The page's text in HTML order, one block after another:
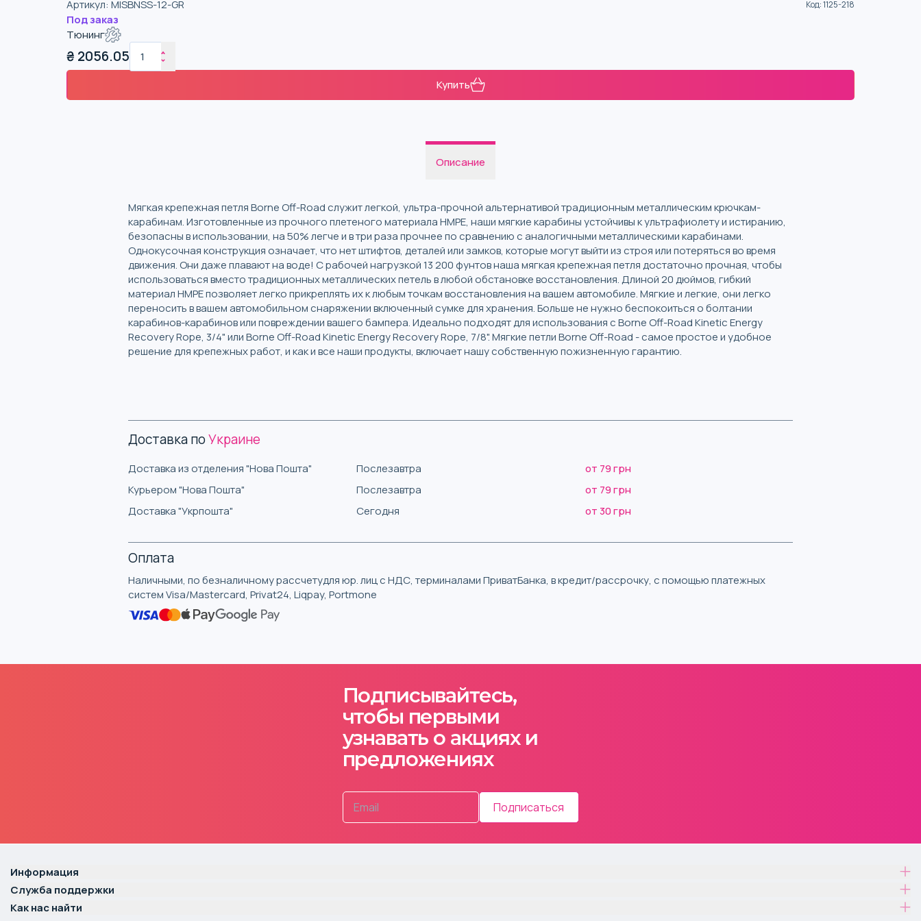
Артикул: MISBNSS-12-GR Код:1125-218
Под заказ
Тюнинг
₴ 2056.05
Купить
Описание
Мягкая крепежная петля Borne Off-Road служит легкой, ультра-прочной альтернативой традиционным металлическим крючкам-
карабинам. Изготовленные из прочного плетеного материала HMPE, наши мягкие карабины устойчивы к ультрафиолету и истиранию,
безопасны в использовании, на 50% легче и в три раза прочнее по сравнению с аналогичными металлическими карабинами.
Однокусочная конструкция означает, что нет штифтов, деталей или замков, которые могут выйти из строя или потеряться во время
движения. Они даже плавают на воде! С рабочей нагрузкой 13 200 фунтов наша мягкая крепежная петля достаточно прочная, чтобы
использоваться вместо традиционных металлических петель в любой обстановке восстановления. Длиной 20 дюймов, гибкий
материал HMPE позволяет легко прикреплять их к любым точкам восстановления на вашем автомобиле. Мягкие и легкие, они легко
переносить в вашем автомобильном снаряжении включенный сумке для хранения. Больше не нужно беспокоиться о болтании
карабинов-карабинов или повреждении вашего бампера. Идеально подходят для использования с Borne Off-Road Kinetic Energy
Recovery Rope, 3/4" или Borne Off-Road Kinetic Energy Recovery Rope, 7/8". Мягкие петли Borne Off-Road - самое простое и удобное
решение для крепежных работ, и как и все наши продукты, включает нашу собственную пожизненную гарантию.
Доставка поУкраине
Доставка из отделения "Нова Пошта" Послезавтра
от 79 грн
Курьером "Нова Пошта"
Послезавтра
от 79 грн
Доставка "Укрпошта"
Сегодня от 30 грн
Оплата
Наличными, по безналичному рассчетудля юр. лиц с НДС, терминалами ПриватБанка, в кредит/рассрочку, с помощью платежных
систем Visa/Mastercard, Privat24, Liqpay, Portmone
Подписывайтесь,
чтобы первыми
узнавать о акциях и
предложениях
Подписаться
Информация
Служба поддержки
Как нас найти